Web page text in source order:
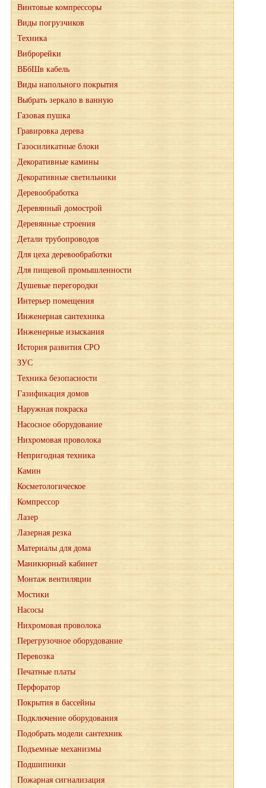
Винтовые компрессоры
Виды погрузчиков
Техника
Виброрейки
ВБбШв кабель
Виды напольного покрытия
Выбрать зеркало в ванную
Газовая пушка
Гравировка дерева
Газосиликатные блоки
Декоративные камины
Декоративные светильники
Деревообработка
Деревянный домострой
Деревянные строения
Детали трубопроводов
Для цеха деревообработки
Для пищевой промышленности
Душевые перегородки
Интерьер помещения
Инженерная сантехника
Инженерные изыскания
История развития СРО
ЗУС
Техника безопасности
Газификация домов
Наружная покраска
Насосное оборудование
Нихромовая проволока
Непригодная техника
Камин
Косметологическое
Компрессор
Лазер
Лазерная резка
Материалы для дома
Маникюрный кабинет
Монтаж вентиляции
Мостики
Насосы
Нихромовая проволока
Перегрузочное оборудование
Перевозка
Печатные платы
Перфоратор
Покрытия в бассейны
Подключение оборудования
Подобрать модели сантехник
Подъемные механизмы
Подшипники
Пожарная сигнализация